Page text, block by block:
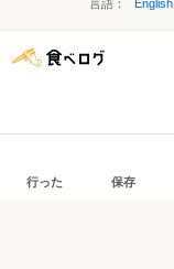
言語： English
行った 保存